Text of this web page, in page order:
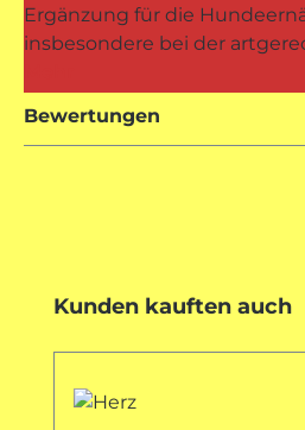
Ergänzung für die
insbesondere bei der
Bewertungen
Produktgalerie
Kunden kauften auch